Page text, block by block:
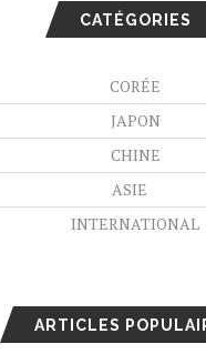
CATÉGORIES
CORÉE
JAPON
CHINE
ASIE
INTERNATIONAL
ARTICLES